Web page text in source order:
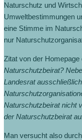
Naturschutz und
Umweltbestimmungen
eine Stimme im
nur
Zitat von der Homepage
Naturschutzbeirat?
Landesrat
Naturschutzbeirat nicht
der Naturschutzbeirat
Man versucht also